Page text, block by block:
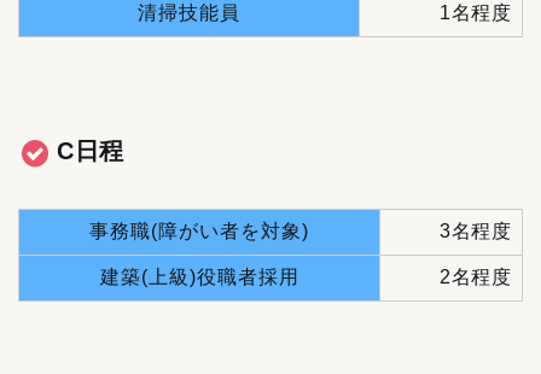
清掃技能員 1名程度
C日程
事務職(障がい者を対象) 3名程度
建築(上級)役職者採用 2名程度